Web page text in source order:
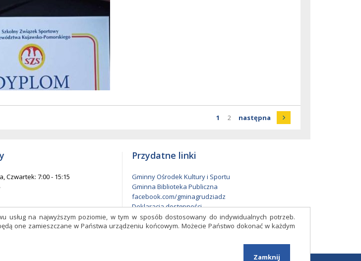
usług na najwyższym poziomie, w tym w sposób dostosowany do indywidualnych potrzeb.
one zamieszczane w Państwa urządzeniu końcowym. Możecie Państwo dokonać w każdym
Zamknij
Strona
Strona
1 Strona
2 następna strona
Czwartek: 7:00 - 15:15
Przydatne linki
Gminny Ośrodek Kultury i Sportu
Gminna Biblioteka Publiczna
facebook.com/gminagrudziadz
Deklaracja dostępności